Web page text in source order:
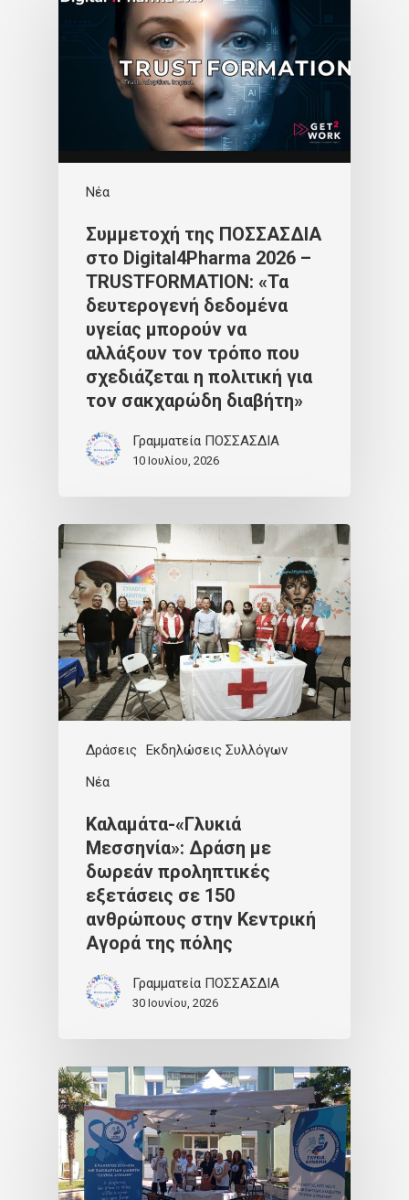
Νέα
Συμμετοχή της ΠΟΣΣΑΣΔΙΑ
στο Digital4Pharma 2026 –
TRUSTFORMATION: «Τα
δευτερογενή δεδομένα
υγείας μπορούν να
αλλάξουν τον τρόπο που
σχεδιάζεται η πολιτική για
τον σακχαρώδη διαβήτη»
Γραμματεία ΠΟΣΣΑΣΔΙΑ
10 Ιουλίου, 2026
Δράσεις
Εκδηλώσεις Συλλόγων
Νέα
Καλαμάτα-«Γλυκιά
Μεσσηνία»: Δράση με
δωρεάν προληπτικές
εξετάσεις σε 150
ανθρώπους στην Κεντρική
Αγορά της πόλης
Γραμματεία ΠΟΣΣΑΣΔΙΑ
30 Ιουνίου, 2026